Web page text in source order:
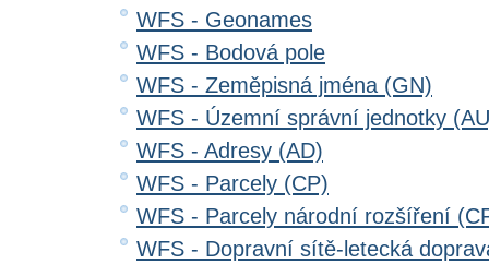
WFS - Geonames
WFS - Bodová pole
WFS - Zeměpisná jména (GN)
WFS - Územní správní jednotky
WFS - Adresy (AD)
WFS - Parcely (CP)
WFS - Parcely národní rozšíření
WFS - Dopravní sítě-letecká